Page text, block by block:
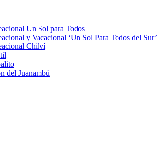
Un Sol para Todos
y Vacacional ‘Un Sol Para Todos del Sur’
Chilví
del Juanambú